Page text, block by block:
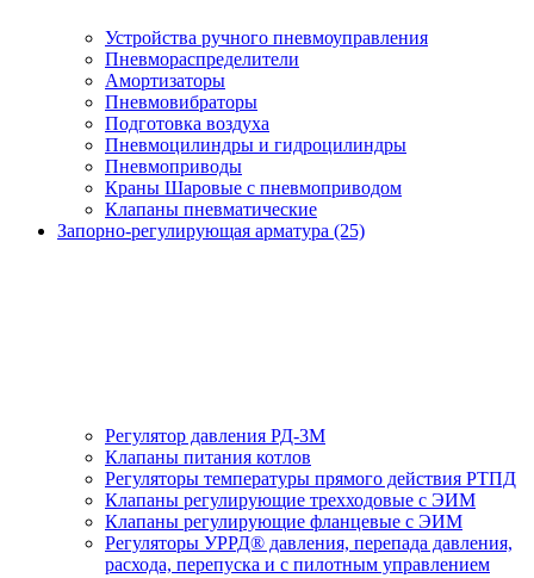
Устройства ручного пневмоуправления
Пневмораспределители
Амортизаторы
Пневмовибраторы
Подготовка воздуха
Пневмоцилиндры и гидроцилиндры
Пневмоприводы
Краны Шаровые с пневмоприводом
Клапаны пневматические
Запорно-регулирующая арматура (25)
Регулятор давления РД-3М
Клапаны питания котлов
Регуляторы температуры прямого действия РТПД
Клапаны регулирующие трехходовые с ЭИМ
Клапаны регулирующие фланцевые с ЭИМ
Регуляторы УРРД® давления, перепада давления,
расхода, перепуска и с пилотным управлением